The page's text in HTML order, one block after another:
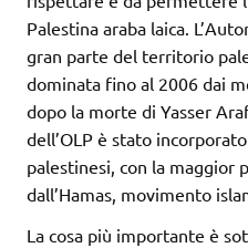
Palestina araba laica.
gran parte del territorio
dominata fino al 2006 dai
dopo la morte di Yasser
dell’OLP è stato
palestinesi, con la maggior
dall’Hamas, movimento
La cosa più importante è